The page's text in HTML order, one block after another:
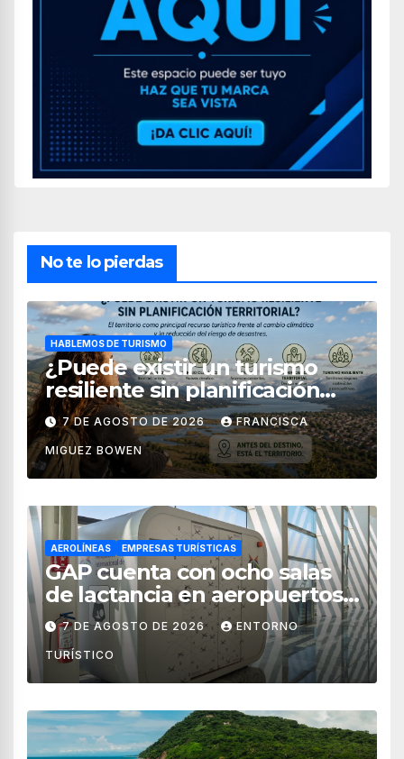
No te lo pierdas
HABLEMOS DE TURISMO
¿Puede existir un turismo
resiliente sin planificación
territorial?
7 DE AGOSTO DE 2026 FRANCISCA
MIGUEZ BOWEN
AEROLÍNEAS EMPRESAS TURÍSTICAS
GAP cuenta con ocho salas
de lactancia en aeropuertos
de México
7 DE AGOSTO DE 2026 ENTORNO
TURÍSTICO